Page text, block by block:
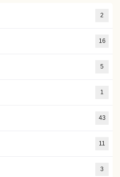
2
16
5
1
43
11
3